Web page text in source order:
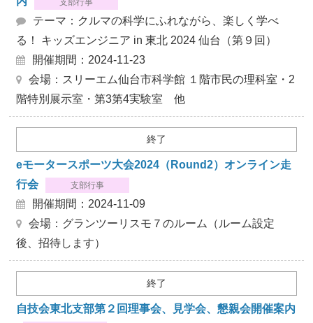
テーマ：クルマの科学にふれながら、楽しく学べ
る！ キッズエンジニア in 東北 2024 仙台（第９回）
開催期間：2024-11-23
会場：スリーエム仙台市科学館 １階市民の理科室・2
階特別展示室・第3第4実験室 他
終了
eモータースポーツ大会2024（Round2）オンライン走
行会
支部行事
開催期間：2024-11-09
会場：グランツーリスモ７のルーム（ルーム設定
後、招待します）
終了
自技会東北支部第２回理事会、見学会、懇親会開催案内